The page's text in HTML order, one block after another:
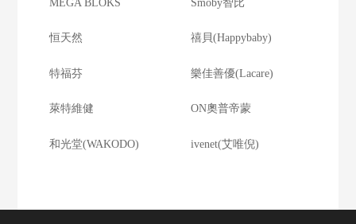
MEGA BLOKS Smoby智比
恒天然 禧貝(Happybaby)
特福芬 樂佳善優(Lacare)
萊特維健 ON奧普帝蒙
和光堂(WAKODO) ivenet(艾唯倪)